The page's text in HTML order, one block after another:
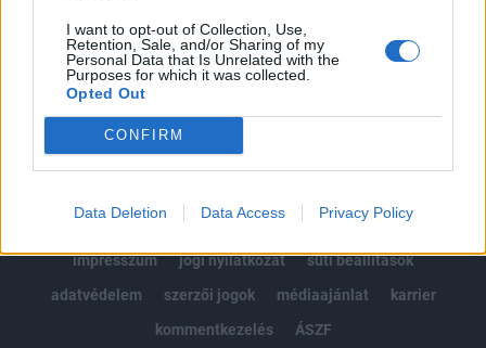
I want to opt-out of Collection, Use,
Retention, Sale, and/or Sharing of my
Personal Data that Is Unrelated with the
Purposes for which it was collected.
Opted Out
CONFIRM
Data Deletion Data Access Privacy Policy
MÁR ELŐFIZETŐNK VAGY?BEJELENTKEZÉS
impresszum
jogi nyilatkozat
süti beállítások
adatvédelem
szerzői jogok médiaajánlat
karrier
kommentkezelés
ÁSZF